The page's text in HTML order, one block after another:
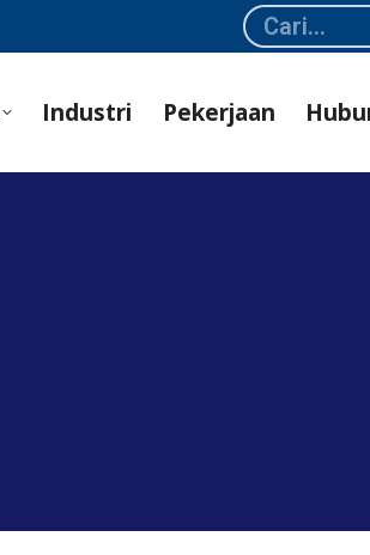
Search:
Industri Pekerjaan